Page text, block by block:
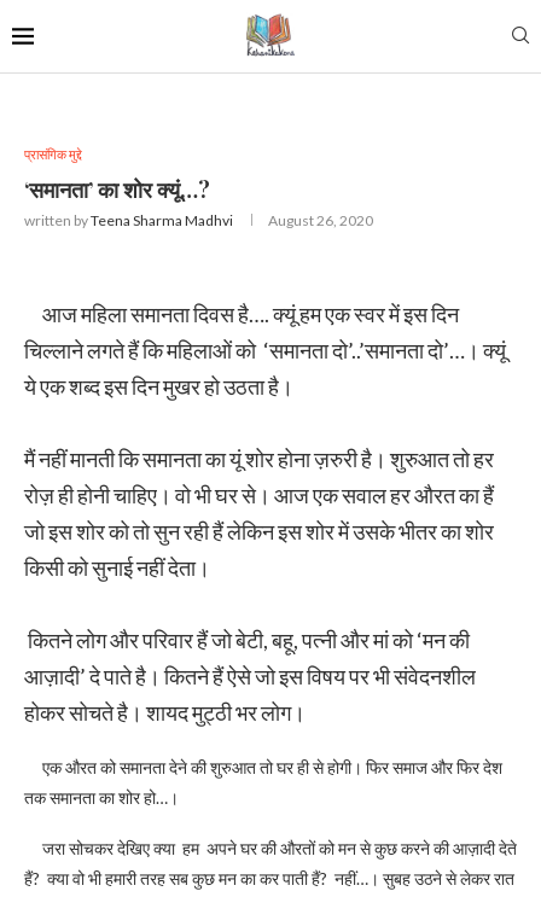
प्रासंगिक मुद्दे
‘समानता’ का शोर क्यूं…?
written byTeena Sharma Madhvi August 26, 2020
आज महिला समानता दिवस है…. क्यूं हम एक स्वर में इस दिन
चिल्लाने लगते हैं कि महिलाओं को ‘समानता दो’..’समानता दो’…। क्यूं
ये एक शब्द इस दिन मुखर हो उठता है।
मैं नहीं मानती कि समानता का यूं शोर होना ज़रुरी है। शुरुआत तो हर
रोज़ ही होनी चाहिए। वो भी घर से। आज एक सवाल हर औरत का हैं
जो इस शोर को तो सुन रही हैं लेकिन इस शोर में उसके भीतर का शोर
किसी को सुनाई नहीं देता।
कितने लोग और परिवार हैं जो बेटी, बहू, पत्नी और मां को ‘मन की
आज़ादी’ दे पाते है। कितने हैं ऐसे जो इस विषय पर भी संवेदनशील
होकर सोचते है। शायद मुट्ठी भर लोग।
एक औरत को समानता देने की शुरुआत तो घर ही से होगी। फिर समाज और फिर देश
तक समानता का शोर हो…।
जरा सोचकर देखिए क्या हम अपने घर की औरतों को मन से कुछ करने की आज़ादी देते
हैं? क्या वो भी हमारी तरह सब कुछ मन का कर पाती हैं? नहीं…। सुबह उठने से लेकर रात